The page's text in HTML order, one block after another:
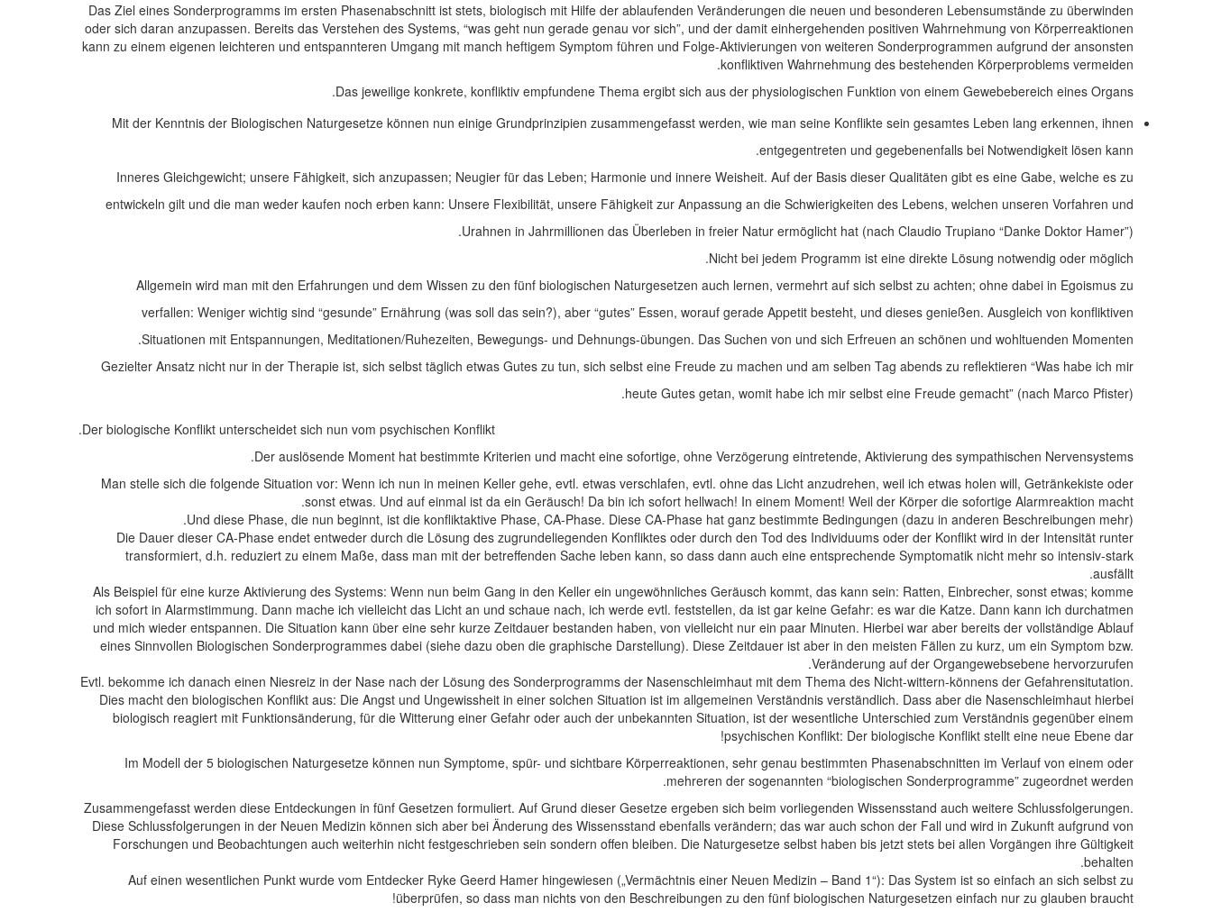
Das Ziel eines Sonderprogramms im ersten Phasenabschnitt ist stets, biologisch mit Hilfe der ablaufenden Veränderungen die neuen und besonderen Lebensumstände zu überwinden
oder sich daran anzupassen. Bereits das Verstehen des Systems, “was geht nun gerade genau vor sich”, und der damit einhergehenden positiven Wahrnehmung von Körperreaktionen
kann zu einem eigenen leichteren und entspannteren Umgang mit manch heftigem Symptom führen und Folge-Aktivierungen von weiteren Sonderprogrammen aufgrund der ansonsten
konfliktiven Wahrnehmung des bestehenden Körperproblems vermeiden.
Das jeweilige konkrete, konfliktiv empfundene Thema ergibt sich aus der physiologischen Funktion von einem Gewebebereich eines Organs.
Mit der Kenntnis der Biologischen Naturgesetze können nun einige Grundprinzipien zusammengefasst werden, wie man seine Konﬂikte sein gesamtes Leben lang erkennen, ihnen
entgegentreten und gegebenenfalls bei Notwendigkeit lösen kann.
Inneres Gleichgewicht; unsere Fähigkeit, sich anzupassen; Neugier für das Leben; Harmonie und innere Weisheit. Auf der Basis dieser Qualitäten gibt es eine Gabe, welche es zu
entwickeln gilt und die man weder kaufen noch erben kann: Unsere Flexibilität, unsere Fähigkeit zur Anpassung an die Schwierigkeiten des Lebens, welchen unseren Vorfahren und
Urahnen in Jahrmillionen das Überleben in freier Natur ermöglicht hat (nach Claudio Trupiano “Danke Doktor Hamer”).
Nicht bei jedem Programm ist eine direkte Lösung notwendig oder möglich.
Allgemein wird man mit den Erfahrungen und dem Wissen zu den fünf biologischen Naturgesetzen auch lernen, vermehrt auf sich selbst zu achten; ohne dabei in Egoismus zu
verfallen: Weniger wichtig sind “gesunde” Ernährung (was soll das sein?), aber “gutes” Essen, worauf gerade Appetit besteht, und dieses genießen. Ausgleich von konfliktiven
Situationen mit Entspannungen, Meditationen/Ruhezeiten, Bewegungs- und Dehnungs-übungen. Das Suchen von und sich Erfreuen an schönen und wohltuenden Momenten.
Gezielter Ansatz nicht nur in der Therapie ist, sich selbst täglich etwas Gutes zu tun, sich selbst eine Freude zu machen und am selben Tag abends zu reflektieren “Was habe ich mir
heute Gutes getan, womit habe ich mir selbst eine Freude gemacht” (nach Marco Pfister).
Der biologische Konflikt unterscheidet sich nun vom psychischen Konflikt.
Der auslösende Moment hat bestimmte Kriterien und macht eine sofortige, ohne Verzögerung eintretende, Aktivierung des sympathischen Nervensystems.
Man stelle sich die folgende Situation vor: Wenn ich nun in meinen Keller gehe, evtl. etwas verschlafen, evtl. ohne das Licht anzudrehen, weil ich etwas holen will, Getränkekiste oder
sonst etwas. Und auf einmal ist da ein Geräusch! Da bin ich sofort hellwach! In einem Moment! Weil der Körper die sofortige Alarmreaktion macht.
Und diese Phase, die nun beginnt, ist die konfliktaktive Phase, CA-Phase. Diese CA-Phase hat ganz bestimmte Bedingungen (dazu in anderen Beschreibungen mehr).
Die Dauer dieser CA-Phase endet entweder durch die Lösung des zugrundeliegenden Konfliktes oder durch den Tod des Individuums oder der Konflikt wird in der Intensität runter
transformiert, d.h. reduziert zu einem Maße, dass man mit der betreffenden Sache leben kann, so dass dann auch eine entsprechende Symptomatik nicht mehr so intensiv-stark
ausfällt.
Als Beispiel für eine kurze Aktivierung des Systems: Wenn nun beim Gang in den Keller ein ungewöhnliches Geräusch kommt, das kann sein: Ratten, Einbrecher, sonst etwas; komme
ich sofort in Alarmstimmung. Dann mache ich vielleicht das Licht an und schaue nach, ich werde evtl. feststellen, da ist gar keine Gefahr: es war die Katze. Dann kann ich durchatmen
und mich wieder entspannen. Die Situation kann über eine sehr kurze Zeitdauer bestanden haben, von vielleicht nur ein paar Minuten. Hierbei war aber bereits der vollständige Ablauf
eines Sinnvollen Biologischen Sonderprogrammes dabei (siehe dazu oben die graphische Darstellung). Diese Zeitdauer ist aber in den meisten Fällen zu kurz, um ein Symptom bzw.
Veränderung auf der Organgewebsebene hervorzurufen.
Evtl. bekomme ich danach einen Niesreiz in der Nase nach der Lösung des Sonderprogramms der Nasenschleimhaut mit dem Thema des Nicht-wittern-könnens der Gefahrensitutation.
Dies macht den biologischen Konflikt aus: Die Angst und Ungewissheit in einer solchen Situation ist im allgemeinen Verständnis verständlich. Dass aber die Nasenschleimhaut hierbei
biologisch reagiert mit Funktionsänderung, für die Witterung einer Gefahr oder auch der unbekannten Situation, ist der wesentliche Unterschied zum Verständnis gegenüber einem
psychischen Konflikt: Der biologische Konflikt stellt eine neue Ebene dar!
Im Modell der 5 biologischen Naturgesetze können nun Symptome, spür- und sichtbare Körperreaktionen, sehr genau bestimmten Phasenabschnitten im Verlauf von einem oder
mehreren der sogenannten “biologischen Sonderprogramme” zugeordnet werden.
Zusammengefasst werden diese Entdeckungen in fünf Gesetzen formuliert. Auf Grund dieser Gesetze ergeben sich beim vorliegenden Wissensstand auch weitere Schlussfolgerungen.
Diese Schlussfolgerungen in der Neuen Medizin können sich aber bei Änderung des Wissensstand ebenfalls verändern; das war auch schon der Fall und wird in Zukunft aufgrund von
Forschungen und Beobachtungen auch weiterhin nicht festgeschrieben sein sondern offen bleiben. Die Naturgesetze selbst haben bis jetzt stets bei allen Vorgängen ihre Gültigkeit
behalten.
Auf einen wesentlichen Punkt wurde vom Entdecker Ryke Geerd Hamer hingewiesen („Vermächtnis einer Neuen Medizin – Band 1“): Das System ist so einfach an sich selbst zu
überprüfen, so dass man nichts von den Beschreibungen zu den fünf biologischen Naturgesetzen einfach nur zu glauben braucht!